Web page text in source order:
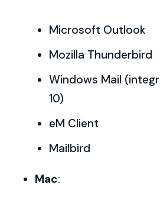
Microsoft Outlook
Mozilla Thunderbird
Windows Mail
10)
eM Client
Mailbird
Mac: